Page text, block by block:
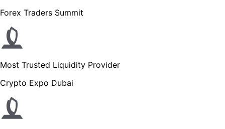
Forex Traders Summit
Most Trusted Liquidity Provider
Crypto Expo Dubai